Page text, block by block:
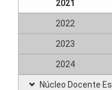
2021
2022
2023
2024
Núcleo Docente